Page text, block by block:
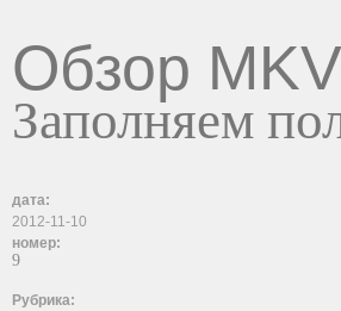
Обзор
Заполняем
дата:
2012-11-10
номер:
9
Рубрика: